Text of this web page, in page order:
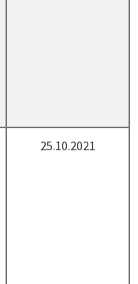
25.10.2021